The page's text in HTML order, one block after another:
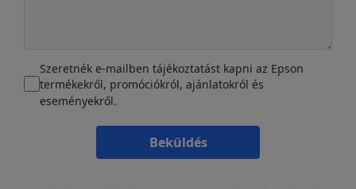
Szeretnék e-mailben tájékoztatást kapni az Epson
termékekről, promóciókról, ajánlatokról és
eseményekről.
Beküldés